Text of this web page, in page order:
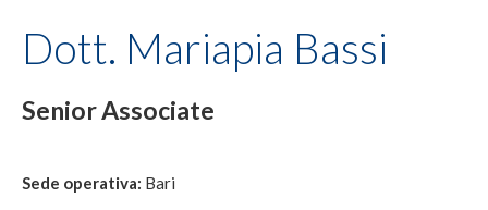
Dott. Mariapia Bassi
Senior Associate
Sede operativa: Bari